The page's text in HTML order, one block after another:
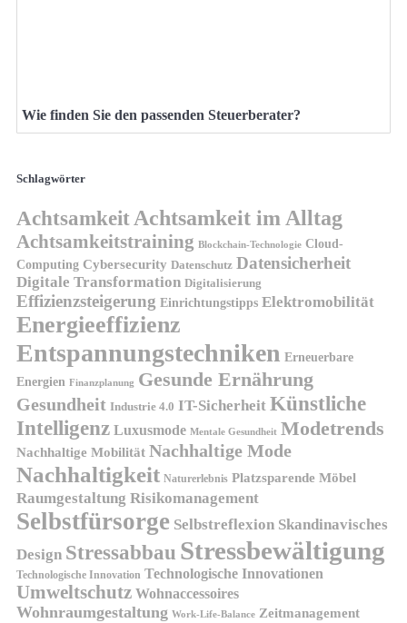
Wie finden Sie den passenden Steuerberater?
Schlagwörter
AchtsamkeitAchtsamkeit im Alltag
Achtsamkeitstraining Blockchain-Technologie Cloud-
Computing Cybersecurity Datenschutz Datensicherheit
Digitale Transformation Digitalisierung
Effizienzsteigerung Einrichtungstipps Elektromobilität
Energieeffizienz
Entspannungstechniken Erneuerbare
Energien Finanzplanung Gesunde Ernährung
Gesundheit Industrie 4.0 IT-Sicherheit Künstliche
Intelligenz Luxusmode Mentale Gesundheit Modetrends
Nachhaltige Mobilität Nachhaltige Mode
Nachhaltigkeit Naturerlebnis Platzsparende Möbel
Raumgestaltung Risikomanagement
Selbstfürsorge Selbstreflexion Skandinavisches
Design Stressabbau Stressbewältigung
Technologische Innovation Technologische Innovationen
Umweltschutz Wohnaccessoires
Wohnraumgestaltung Work-Life-Balance Zeitmanagement